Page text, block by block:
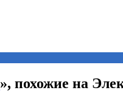
», похожие на